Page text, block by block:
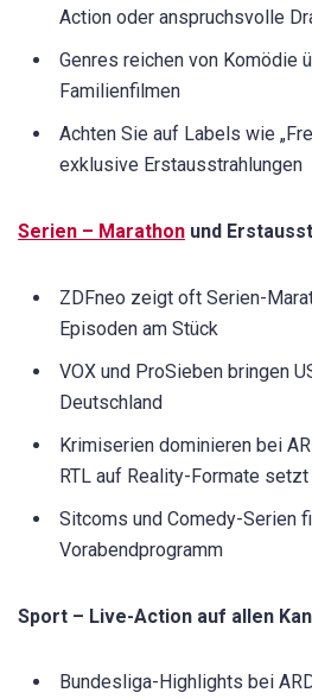
Action oder anspruchsvolle
Genres reichen von Komödie
Familienfilmen
Achten Sie auf Labels wie
exklusive Erstausstrahlungen
Serien – Marathon und
ZDFneo zeigt oft Serien-
Episoden am Stück
VOX und ProSieben bringen
Deutschland
Krimiserien dominieren bei
RTL auf Reality-Formate setzt
Sitcoms und Comedy-Serien
Vorabendprogramm
Sport – Live-Action auf allen
Bundesliga-Highlights bei